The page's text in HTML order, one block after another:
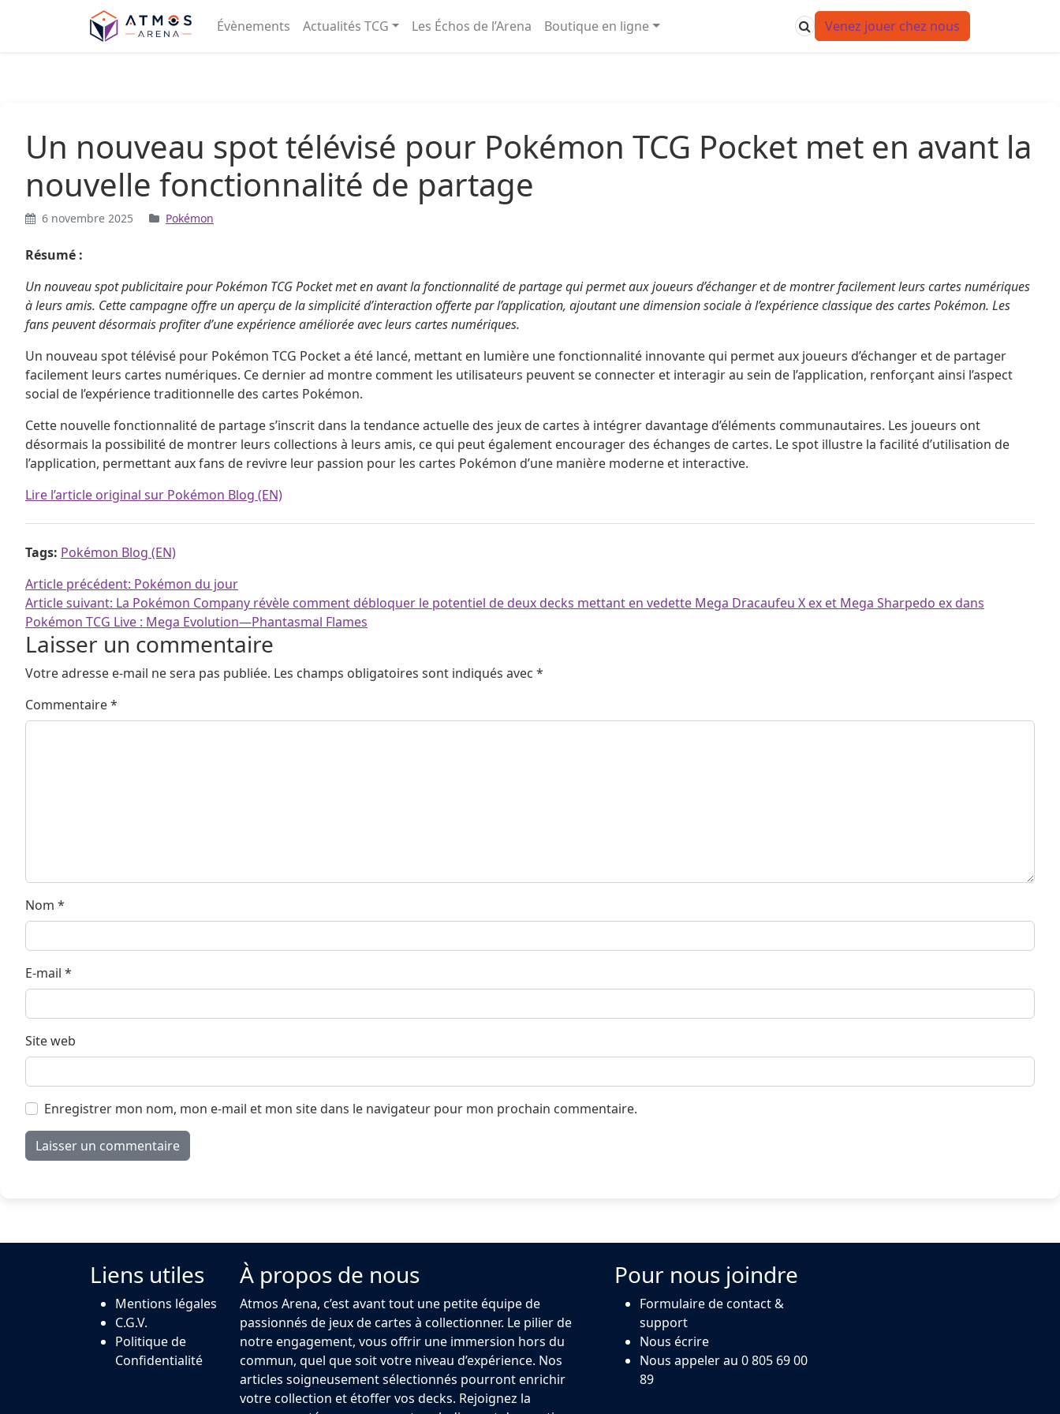
Évènements
Actualités TCG Les Échos de l’Arena Boutique en ligne Venez jouer chez nous
Un nouveau spot télévisé pour Pokémon TCG Pocket met en avant la
nouvelle fonctionnalité de partage
6 novembre 2025 Pokémon
Résumé :
Un nouveau spot publicitaire pour Pokémon TCG Pocket met en avant la fonctionnalité de partage qui permet aux joueurs d’échanger et de montrer facilement leurs cartes numériques
à leurs amis. Cette campagne offre un aperçu de la simplicité d’interaction offerte par l’application, ajoutant une dimension sociale à l’expérience classique des cartes Pokémon. Les
fans peuvent désormais profiter d’une expérience améliorée avec leurs cartes numériques.
Un nouveau spot télévisé pour Pokémon TCG Pocket a été lancé, mettant en lumière une fonctionnalité innovante qui permet aux joueurs d’échanger et de partager
facilement leurs cartes numériques. Ce dernier ad montre comment les utilisateurs peuvent se connecter et interagir au sein de l’application, renforçant ainsi l’aspect
social de l’expérience traditionnelle des cartes Pokémon.
Cette nouvelle fonctionnalité de partage s’inscrit dans la tendance actuelle des jeux de cartes à intégrer davantage d’éléments communautaires. Les joueurs ont
désormais la possibilité de montrer leurs collections à leurs amis, ce qui peut également encourager des échanges de cartes. Le spot illustre la facilité d’utilisation de
l’application, permettant aux fans de revivre leur passion pour les cartes Pokémon d’une manière moderne et interactive.
Lire l’article original sur Pokémon Blog (EN)
Tags: Pokémon Blog (EN)
Navigation de l’article
Article précédent: Pokémon du jour
Article suivant: La Pokémon Company révèle comment débloquer le potentiel de deux decks mettant en vedette Mega Dracaufeu X ex et Mega Sharpedo ex dans
Pokémon TCG Live : Mega Evolution—Phantasmal Flames
Laisser un commentaire
Votre adresse e-mail ne sera pas publiée. Les champs obligatoires sont indiqués avec *
Commentaire*
Nom *
E-mail *
Site web
Enregistrer mon nom, mon e-mail et mon site dans le navigateur pour mon prochain commentaire.
Liens utiles
Mentions légales
C.G.V.
Politique de
Confidentialité
À propos de nous
Atmos Arena, c’est avant tout une petite équipe de
passionnés de jeux de cartes à collectionner. Le pilier de
notre engagement, vous offrir une immersion hors du
commun, quel que soit votre niveau d’expérience. Nos
articles soigneusement sélectionnés pourront enrichir
votre collection et étoffer vos decks. Rejoignez la
Pour nous joindre
Formulaire de contact &
support
Nous écrire
Nous appeler au 0 805 69 00
89